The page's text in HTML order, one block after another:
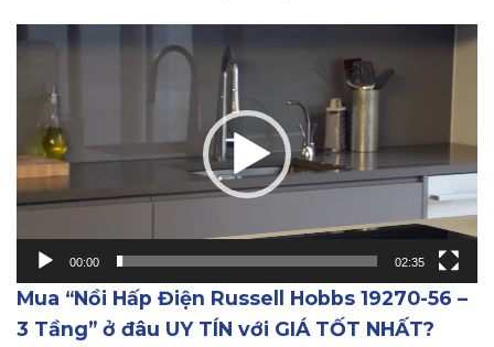
Trình
Video
00:00 02:35
Mua “Nồi Hấp Điện Russell Hobbs 19270-56 –
3 Tầng” ở đâu UY TÍN với GIÁ TỐT NHẤT?